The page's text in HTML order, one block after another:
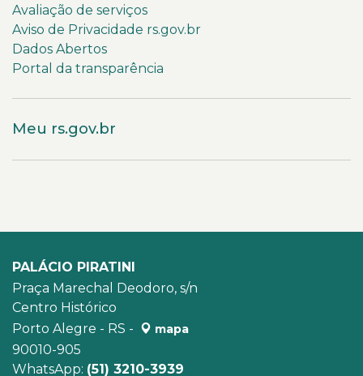
Avaliação de serviços
Aviso de Privacidade rs.gov.br
Dados Abertos
Portal da transparência
Meu rs.gov.br
PALÁCIO PIRATINI
Praça Marechal Deodoro, s/n
Centro Histórico
Porto Alegre - RS -
mapa
90010-905
WhatsApp: (51) 3210-3939